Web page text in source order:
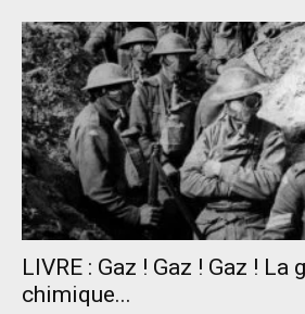
LIVRE : Gaz ! Gaz ! Gaz ! La
chimique...